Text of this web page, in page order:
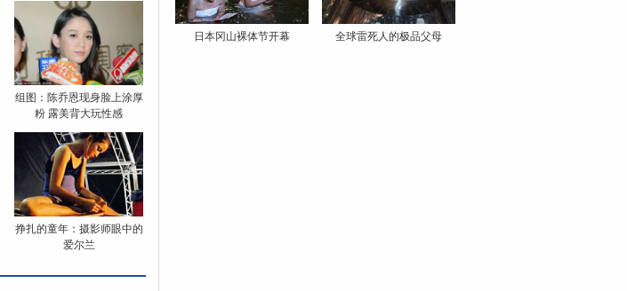
组图：陈乔恩现身脸上涂厚
粉 露美背大玩性感
挣扎的童年：摄影师眼中的
爱尔兰
日本冈山裸体节开幕 全球雷死人的极品父母